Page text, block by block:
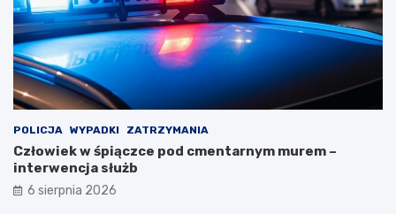
POLICJA WYPADKI ZATRZYMANIA
Człowiek w śpiączce pod cmentarnym murem –
interwencja służb
6 sierpnia 2026